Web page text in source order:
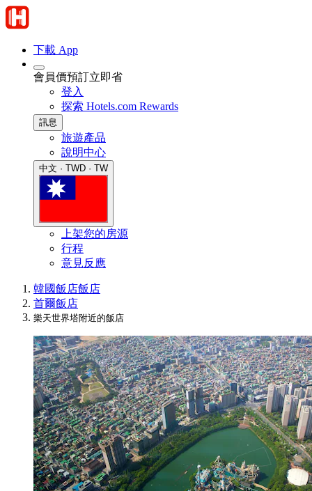
下載 App
會員價預訂立即省
登入
探索 Hotels.com Rewards
訊息
旅遊產品
說明中心
中文 · TWD · TW
上架您的房源
行程
意見反應
韓國飯店飯店
首爾飯店
樂天世界塔附近的飯店